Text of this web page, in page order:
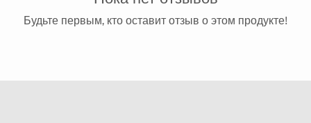
Будьте первым, кто оставит отзыв о этом продукте!